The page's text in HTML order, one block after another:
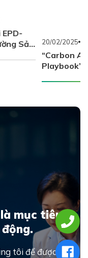
Tin quốc tế
– Hướng dẫn
mục tiêu,
tôi để được tư